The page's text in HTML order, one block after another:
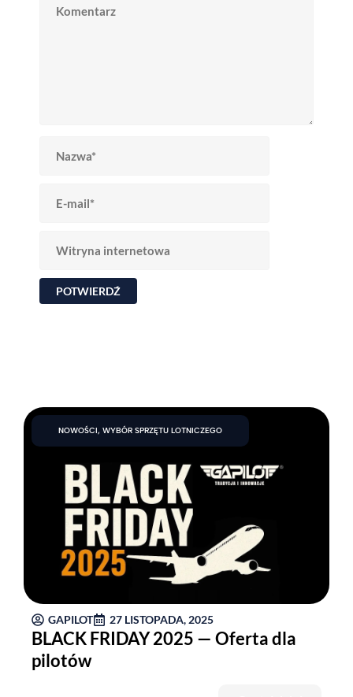
NOWOŚCI, WYBÓR SPRZĘTU LOTNICZEGO
GAPILOT 27 LISTOPADA, 2025
BLACK FRIDAY 2025 — Oferta dla
pilotów